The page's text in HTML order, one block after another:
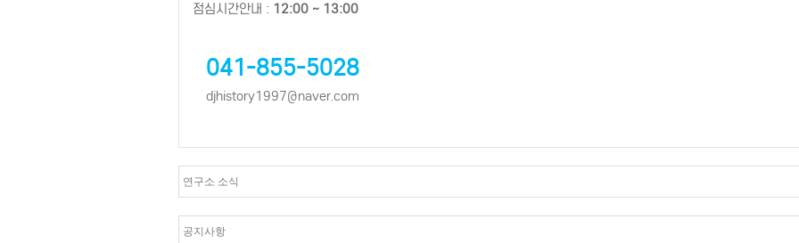
점심시간안내 : 12:00 ~ 13:00
041-855-5028
djhistory1997@naver.com